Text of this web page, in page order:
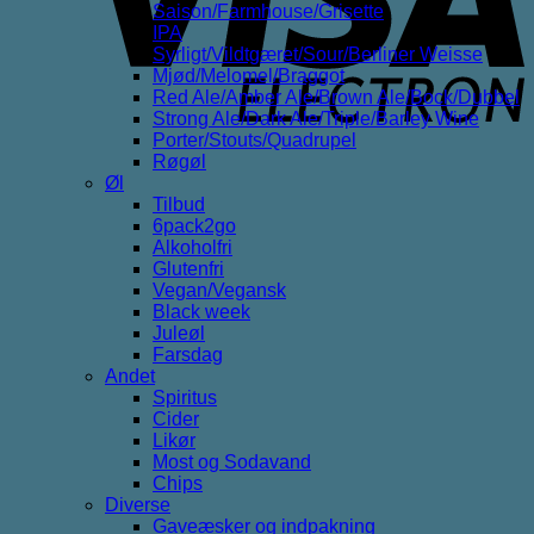
Saison/Farmhouse/Grisette
IPA
Syrligt/Vildtgæret/Sour/Berliner Weisse
Mjød/Melomel/Braggot
Red Ale/Amber Ale/Brown Ale/Bock/Dubbel
Strong Ale/Dark Ale/Triple/Barley Wine
Porter/Stouts/Quadrupel
Røgøl
Øl
Tilbud
6pack2go
Alkoholfri
Glutenfri
Vegan/Vegansk
Black week
Juleøl
Farsdag
Andet
Spiritus
Cider
Likør
Most og Sodavand
Chips
Diverse
Gaveæsker og indpakning